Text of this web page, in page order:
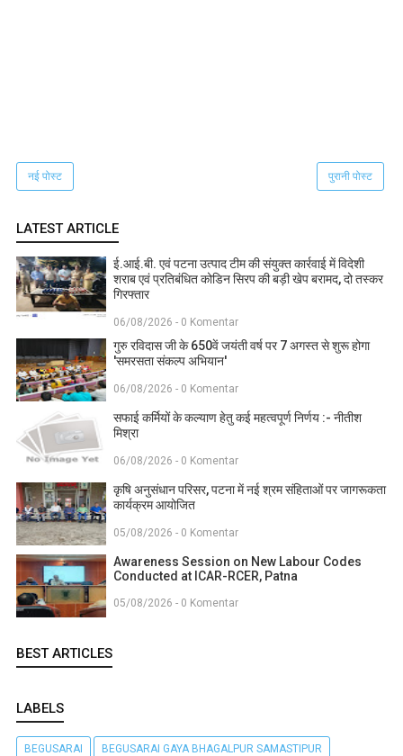
नई पोस्ट पुरानी पोस्ट
LATEST ARTICLE
ई.आई.बी. एवं पटना उत्पाद टीम की संयुक्त कार्रवाई में विदेशी
शराब एवं प्रतिबंधित कोडिन सिरप की बड़ी खेप बरामद, दो तस्कर
गिरफ्तार
06/08/2026 - 0 Komentar
गुरु रविदास जी के 650वें जयंती वर्ष पर 7 अगस्त से शुरू होगा
'समरसता संकल्प अभियान'
06/08/2026 - 0 Komentar
सफाई कर्मियों के कल्याण हेतु कई महत्वपूर्ण निर्णय :- नीतीश
मिश्रा
06/08/2026 - 0 Komentar
कृषि अनुसंधान परिसर, पटना में नई श्रम संहिताओं पर जागरूकता
कार्यक्रम आयोजित
05/08/2026 - 0 Komentar
Awareness Session on New Labour Codes
Conducted at ICAR-RCER, Patna
05/08/2026 - 0 Komentar
BEST ARTICLES
LABELS
BEGUSARAI BEGUSARAI GAYA BHAGALPUR SAMASTIPUR